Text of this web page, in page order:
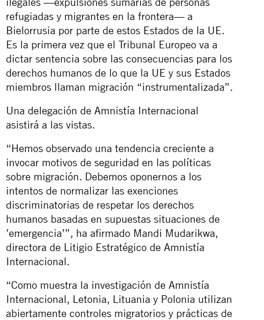
refugiadas y migrantes en la frontera— a
Bielorrusia por parte de estos Estados de la UE.
Es la primera vez que el Tribunal Europeo va a
dictar sentencia sobre las consecuencias para los
derechos humanos de lo que la UE y sus Estados
miembros llaman migración “instrumentalizada”.
Una delegación de Amnistía Internacional
asistirá a las vistas.
“Hemos observado una tendencia creciente a
invocar motivos de seguridad en las políticas
sobre migración. Debemos oponernos a los
intentos de normalizar las exenciones
discriminatorias de respetar los derechos
humanos basadas en supuestas situaciones de
’emergencia’”, ha afirmado Mandi Mudarikwa,
directora de Litigio Estratégico de Amnistía
Internacional.
“Como muestra la investigación de Amnistía
Internacional, Letonia, Lituania y Polonia utilizan
abiertamente controles migratorios y prácticas de